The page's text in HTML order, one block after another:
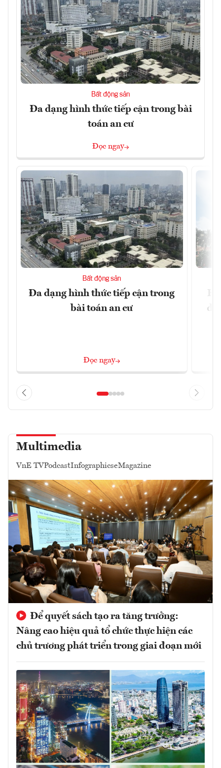
Bất động sản
Đa dạng hình thức tiếp cận trong bài
toán an cư
Đọc ngay
Bất động sản
Đa dạng hình thức tiếp cận trong
bài toán an cư
Đọc ngay
Multimedia
VnE TVPodcastInfographicseMagazine
Để quyết sách tạo ra tăng trưởng:
Nâng cao hiệu quả tổ chức thực hiện các
chủ trương phát triển trong giai đoạn mới